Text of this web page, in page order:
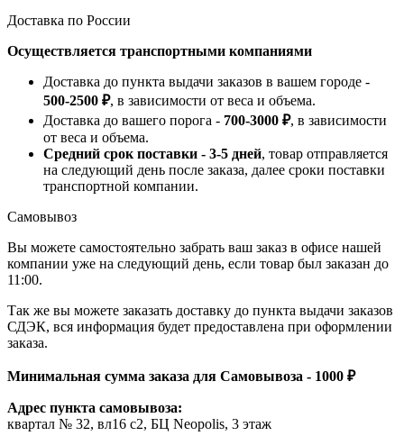
Доставка по России
Осуществляется транспортными компаниями
Доставка до пункта выдачи заказов в вашем городе -
500-2500 ₽, в зависимости от веса и объема.
Доставка до вашего порога - 700-3000 ₽, в зависимости
от веса и объема.
Средний срок поставки - 3-5 дней, товар отправляется
на следующий день после заказа, далее сроки поставки
транспортной компании.
Самовывоз
Вы можете самостоятельно забрать ваш заказ в офисе нашей
компании уже на следующий день, если товар был заказан до
11:00.
Так же вы можете заказать доставку до пункта выдачи заказов
СДЭК, вся информация будет предоставлена при оформлении
заказа.
Минимальная сумма заказа для Самовывоза - 1000 ₽
Адрес пункта самовывоза:
квартал № 32, вл16 с2, БЦ Neopolis, 3 этаж